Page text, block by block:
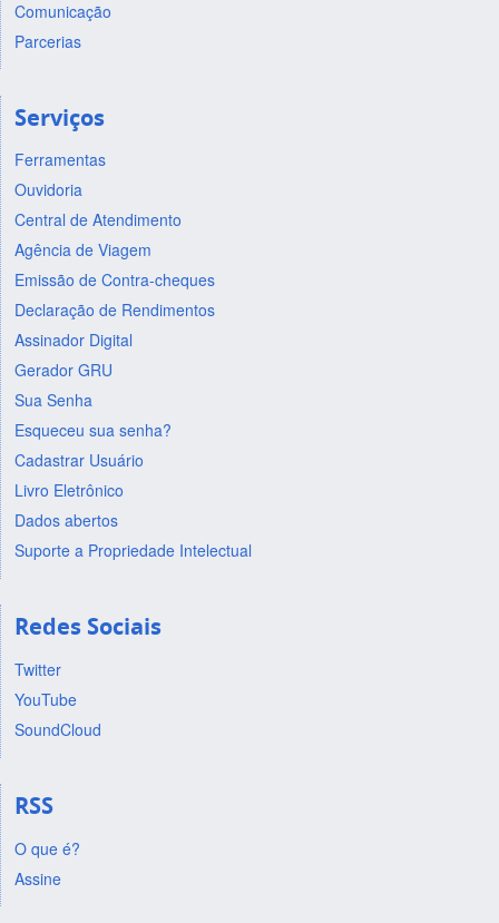
Comunicação
Parcerias
Serviços
Ferramentas
Ouvidoria
Central de Atendimento
Agência de Viagem
Emissão de Contra-cheques
Declaração de Rendimentos
Assinador Digital
Gerador GRU
Sua Senha
Esqueceu sua senha?
Cadastrar Usuário
Livro Eletrônico
Dados abertos
Suporte a Propriedade Intelectual
Redes Sociais
Twitter
YouTube
SoundCloud
RSS
O que é?
Assine